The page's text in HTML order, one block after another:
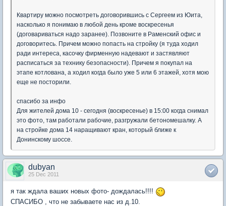
Квартиру можно посмотреть договорившись с Сергеем из Юита,
насколько я понимаю в любой день кроме воскресенья
(договариваться надо заранее). Позвоните в Раменский офис и
договоритесь. Причем можно попасть на стройку (я туда ходил
ради интереса, касочку фирменную надевают и застявляют
расписаться за технику безопасности). Причем я покупал на
этапе котлована, а ходил когда было уже 5 или 6 этажей, хотя мою
еще не посторили.
спасибо за инфо
Для жителей дома 10 - сегодня (воскресенье) в 15:00 когда снимал
это фото, там работали рабочие, разгружали бетономешалку. А
на стройке дома 14 наращивают кран, который ближе к
Донинскому шоссе.
dubyan
25 Dec 2011
я так ждала ваших новых фото- дождалась!!!!
СПАСИБО , что не забываете нас из д.10.